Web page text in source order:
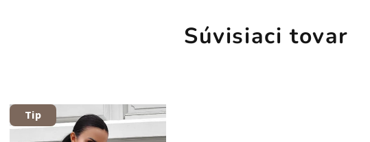
Súvisiaci tovar
Tip